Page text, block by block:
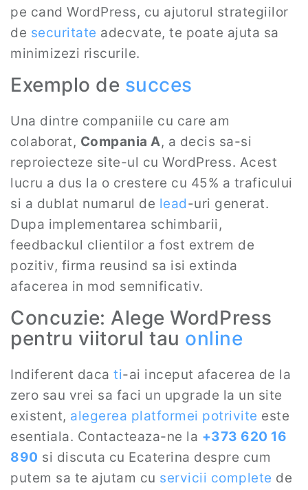
pe cand WordPress, cu ajutorul strategiilor
de securitate adecvate, te poate ajuta sa
minimizezi riscurile.
Exemplo de succes
Una dintre companiile cu care am
colaborat, Compania A, a decis sa-si
reproiecteze site-ul cu WordPress. Acest
lucru a dus la o crestere cu 45% a traficului
si a dublat numarul de lead-uri generat.
Dupa implementarea schimbarii,
feedbackul clientilor a fost extrem de
pozitiv, firma reusind sa isi extinda
afacerea in mod semnificativ.
Concuzie: Alege WordPress
pentru viitorul tau online
Indiferent daca ti-ai inceput afacerea de la
zero sau vrei sa faci un upgrade la un site
existent, alegerea platformei potrivite este
esentiala. Contacteaza-ne la +373 620 16
890 si discuta cu Ecaterina despre cum
putem sa te ajutam cu servicii complete de